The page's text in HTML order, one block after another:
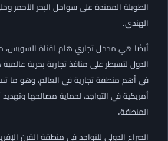
الطويلة الممتدة على سواحل البحر الأحمر
الهندي.
أيضًا هي مدخل تجاري هام لقناة السويس،
الدول لتسيطر على منافذ تجارية بحرية عالمية
في أهم منطقة تجارية في العالم، وهو ما
أمريكية في التواجد، لحماية مصالحها
المنطقة.
الصراع الدولي للتواجد في منطقة القرن